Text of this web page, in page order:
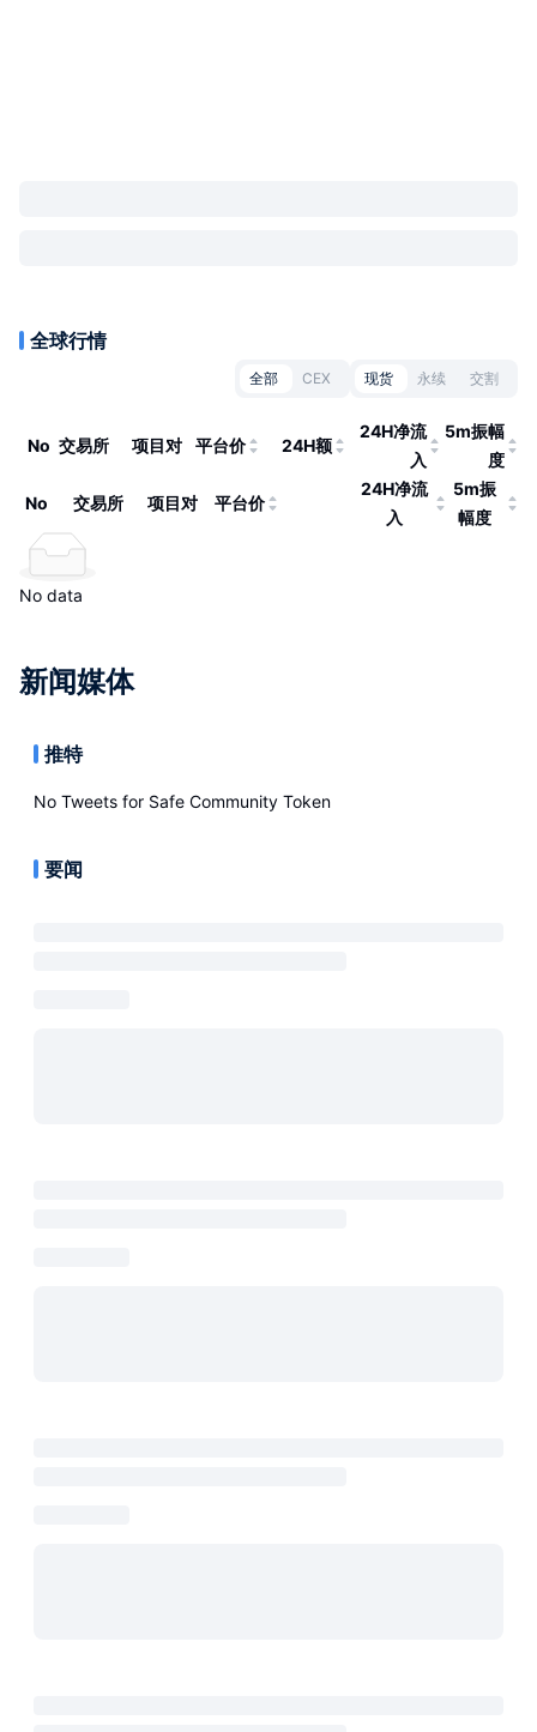
全球行情
全部 CEX 现货 永续 交割
No 交易所 项目对 平台价 24H额
24H净流
入
5m振幅
度
No 交易所 项目对 平台价
24H净流
入
5m振
幅度
No data
新闻媒体
推特
No Tweets for Safe Community Token
要闻